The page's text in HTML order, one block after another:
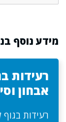
מידע נוסף
רעידות
אבחון
רעידות